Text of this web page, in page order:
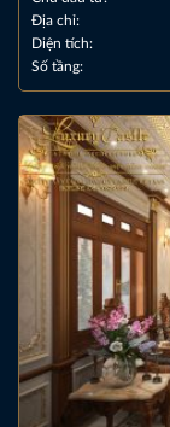
Địa chỉ:
Diện tích:
Số tầng: